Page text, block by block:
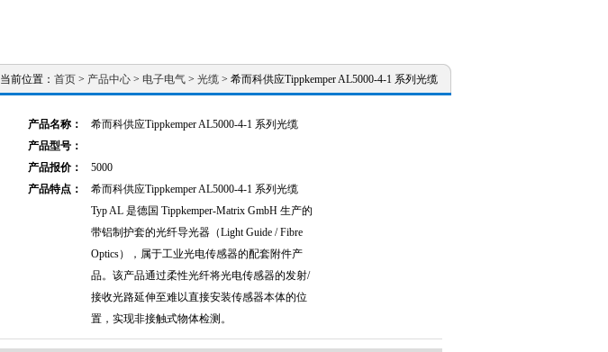
当前位置： 首页 > 产品中心 > 电子电气 > 光缆 > 希而科供应Tippkemper AL5000-4-1 系列光缆
产品名称：
希而科供应Tippkemper AL5000-4-1 系列光缆
产品型号：
产品报价：
5000
产品特点：
希而科供应Tippkemper AL5000-4-1 系列光缆
Typ AL 是德国 Tippkemper-Matrix GmbH 生产的
带铝制护套的光纤导光器（Light Guide / Fibre
Optics），属于工业光电传感器的配套附件产
品。该产品通过柔性光纤将光电传感器的发射/
接收光路延伸至难以直接安装传感器本体的位
置，实现非接触式物体检测。